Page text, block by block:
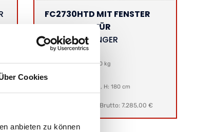
Cookies
anbieten zu können
FC2730HTD MIT FENSTER
UND SEITENTÜR
KOFFERANHÄNGER
HOCHLADER
Gesamtgewicht: 2700 kg
Ladefläche:
L: 300 cm, B: 180 cm, H: 180 cm
Brutto: 7.285,00 €